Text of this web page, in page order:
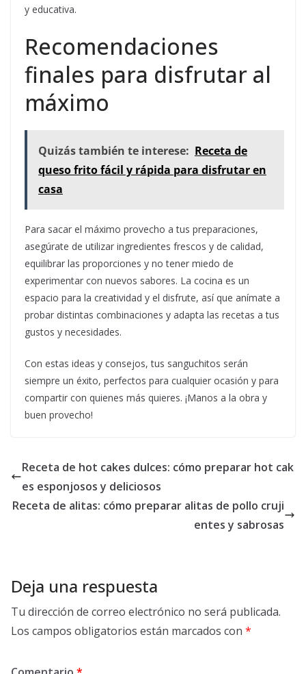
y educativa.
Recomendaciones
finales para disfrutar al
máximo
Quizás también te interese: Receta de
queso frito fácil y rápida para disfrutar en
casa
Para sacar el máximo provecho a tus preparaciones,
asegúrate de utilizar ingredientes frescos y de calidad,
equilibrar las proporciones y no tener miedo de
experimentar con nuevos sabores. La cocina es un
espacio para la creatividad y el disfrute, así que anímate a
probar distintas combinaciones y adapta las recetas a tus
gustos y necesidades.
Con estas ideas y consejos, tus sanguchitos serán
siempre un éxito, perfectos para cualquier ocasión y para
compartir con quienes más quieres. ¡Manos a la obra y
buen provecho!
Receta de hot cakes dulces: cómo preparar hot cak
es esponjosos y deliciosos
Receta de alitas: cómo preparar alitas de pollo cruji
entes y sabrosas
Deja una respuesta
Tu dirección de correo electrónico no será publicada.
Los campos obligatorios están marcados con *